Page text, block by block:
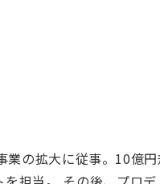
の拡大に従事。10億